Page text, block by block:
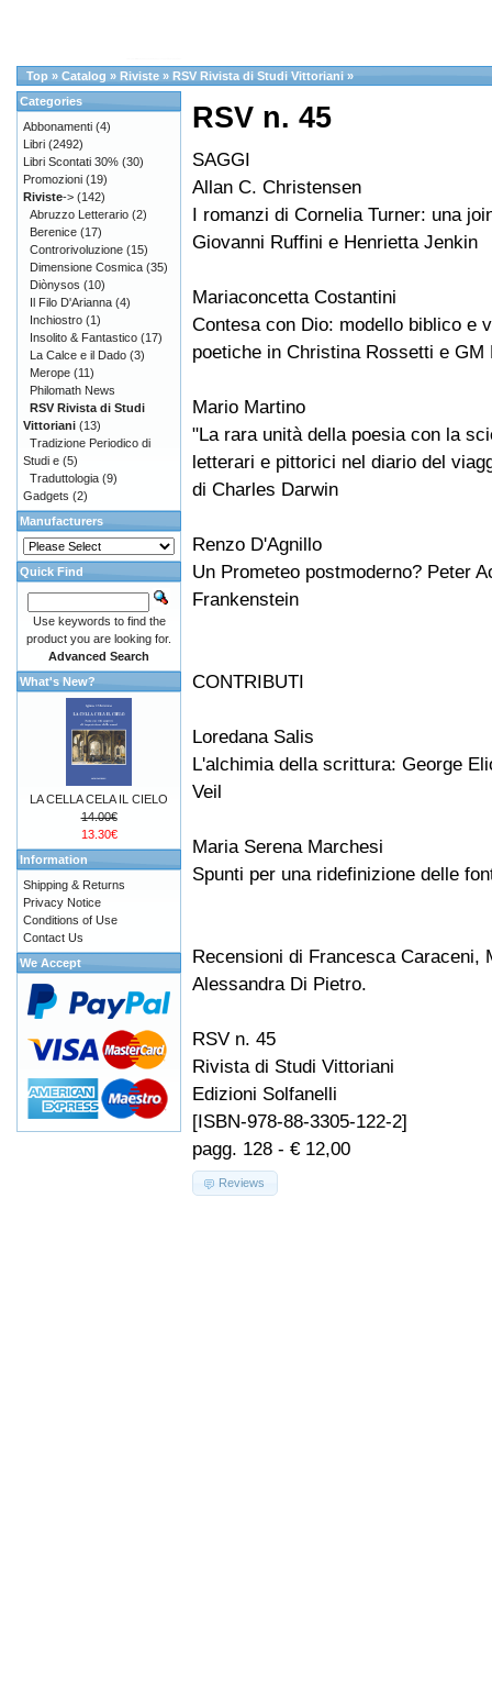
Top » Catalog » Riviste » RSV Rivista di Studi Vittoriani »
RSV n. 45
SAGGI
Allan C. Christensen
I romanzi di Cornelia Turner: una
Giovanni Ruffini e Henrietta Jenkin
Mariaconcetta Costantini
Contesa con Dio: modello biblico e
poetiche in Christina Rossetti e GM
Mario Martino
"La rara unità della poesia con la
letterari e pittorici nel diario del
di Charles Darwin
Renzo D'Agnillo
Un Prometeo postmoderno? Peter
Frankenstein
CONTRIBUTI
Loredana Salis
L'alchimia della scrittura: George
Veil
Maria Serena Marchesi
Spunti per una ridefinizione delle
Recensioni di Francesca Caraceni,
Alessandra Di Pietro.
RSV n. 45
Rivista di Studi Vittoriani
Edizioni Solfanelli
[ISBN-978-88-3305-122-2]
pagg. 128 - € 12,00
Reviews
Categories
Abbonamenti (4)
Libri (2492)
Libri Scontati 30% (30)
Promozioni (19)
Riviste-> (142)
Abruzzo Letterario (2)
Berenice (17)
Controrivoluzione (15)
Dimensione Cosmica (35)
Diònysos (10)
Il Filo D'Arianna (4)
Inchiostro (1)
Insolito & Fantastico (17)
La Calce e il Dado (3)
Merope (11)
Philomath News
RSV Rivista di Studi
Vittoriani (13)
Tradizione Periodico di
Studi e (5)
Traduttologia (9)
Gadgets (2)
Manufacturers
Quick Find
Use keywords to find the
product you are looking for.
Advanced Search
What's New?
LA CELLA CELA IL CIELO
14.00€
13.30€
Information
Shipping & Returns
Privacy Notice
Conditions of Use
Contact Us
We Accept